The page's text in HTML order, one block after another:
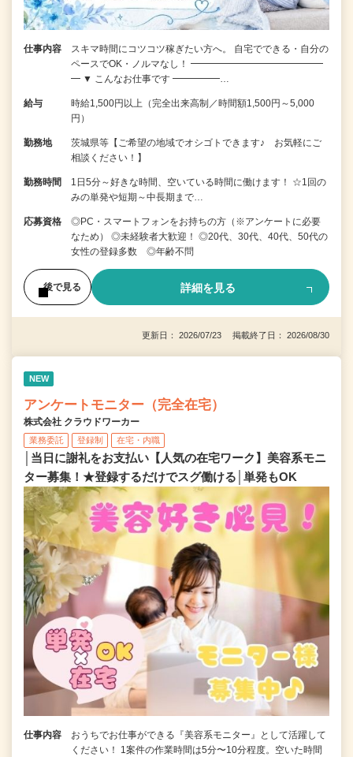
仕事内容
スキマ時間にコツコツ稼ぎたい方へ。 自宅でできる・自分の
ペースでOK・ノルマなし！ ━━━━━━━━━━━━━━
━ ▼ こんなお仕事です ━━━━━…
給与
時給1,500円以上（完全出来高制／時間額1,500円～5,000
円）
勤務地
茨城県等【ご希望の地域でオシゴトできます♪ お気軽にご
相談ください！】
勤務時間
1日5分～好きな時間、空いている時間に働けます！ ☆1回の
みの単発や短期～中長期まで…
応募資格
◎PC・スマートフォンをお持ちの方（※アンケートに必要
なため） ◎未経験者大歓迎！ ◎20代、30代、40代、50代の
女性の登録多数 ◎年齢不問
後で見る 詳細を見る
更新日： 2026/07/23 掲載終了日： 2026/08/30
NEW
アンケートモニター（完全在宅）
株式会社 クラウドワーカー
業務委託 登録制 在宅・内職
│当日に謝礼をお支払い【人気の在宅ワーク】美容系モニ
ター募集！★登録するだけでスグ働ける│単発もOK
仕事内容
おうちでお仕事ができる『美容系モニター』として活躍して
ください！ 1案件の作業時間は5分〜10分程度。空いた時間